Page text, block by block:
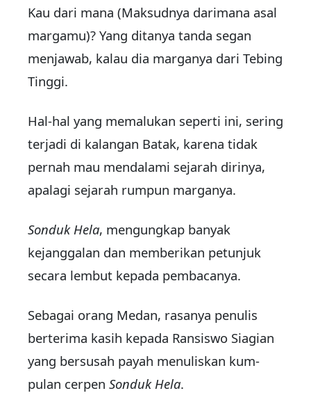
Kau dari ma­na (Maksudnya darimana asal
margamu)? Yang ditanya tanda se­gan
menjawab, kalau dia mar­ganya dari Tebing
Tinggi.
Hal-hal yang memalukan seperti ini, sering
terjadi di ka­langan Batak, karena tidak
per­nah mau mendalami sejarah di­rinya,
apalagi sejarah rumpun marganya.
Sonduk Hela, mengungkap banyak
kejanggalan dan mem­be­rikan petunjuk
secara lembut kepada pembacanya.
Sebagai orang Medan, rasa­nya penulis
berterima kasih ke­pada Ransiswo Siagian
yang ber­susah payah menuliskan kum­
pulan cerpen Sonduk Hela.